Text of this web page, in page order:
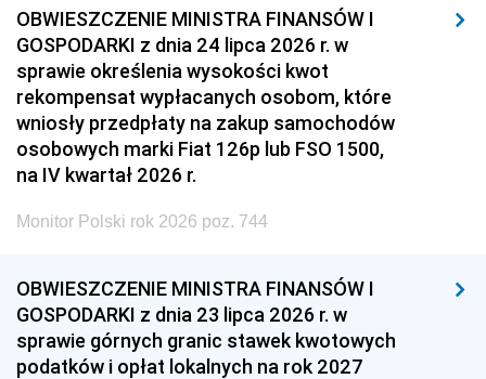
OBWIESZCZENIE MINISTRA FINANSÓW I
GOSPODARKI z dnia 24 lipca 2026 r. w
sprawie określenia wysokości kwot
rekompensat wypłacanych osobom, które
wniosły przedpłaty na zakup samochodów
osobowych marki Fiat 126p lub FSO 1500,
na IV kwartał 2026 r.
Monitor Polski rok 2026 poz. 744
OBWIESZCZENIE MINISTRA FINANSÓW I
GOSPODARKI z dnia 23 lipca 2026 r. w
sprawie górnych granic stawek kwotowych
podatków i opłat lokalnych na rok 2027